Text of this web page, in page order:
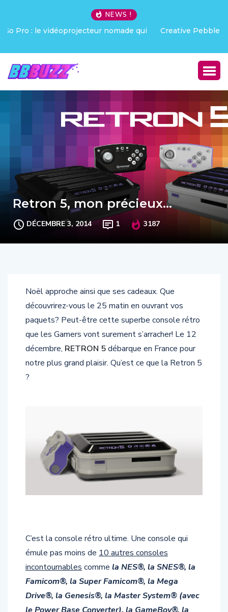
NEWS !
Creative Pebble X : j’ai été choqué !
Retron 5, mon précieux…
DÉCEMBRE 3, 2014 1
découvrirez-vous le 25 matin en ouvrant vos
paquets? Peut-être cette superbe console rétro
que les Gamers vont surement s’arracher! Le 12
décembre,RETRON 5débarque en France pour
notre plus grand plaisir. Qu’est ce que la Retron 5
?
émule pas moins de10 autres consoles
incontournablescommela NES®, la SNES®, la
Famicom®, la Super Famicom®, la Mega
Drive®, la Genesis®, la Master System® (avec
le Power Base Converter), la GameBoy®, la